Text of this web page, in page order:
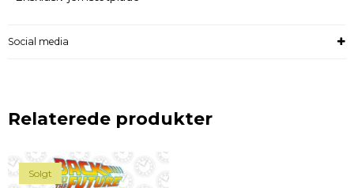
Social media
Relaterede produkter
Solgt